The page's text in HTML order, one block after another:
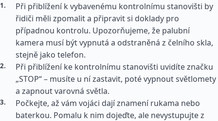
Při přiblížení k vybavenému kontrolnímu stanovišti by
řidiči měli zpomalit a připravit si doklady pro
případnou kontrolu. Upozorňujeme, že palubní
kamera musí být vypnutá a odstraněná z čelního skla,
stejně jako telefon.
Při přiblížení ke kontrolnímu stanovišti uvidíte značku
„STOP“ – musíte u ní zastavit, poté vypnout světlomety
a zapnout varovná světla.
Počkejte, až vám vojáci dají znamení rukama nebo
baterkou. Pomalu k nim dojeďte, ale nevystupujte z